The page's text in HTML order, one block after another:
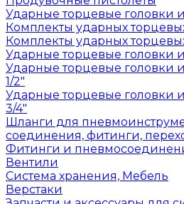
Ударные торцевые головки
Комплекты ударных
Комплекты ударных
Ударные торцевые головки
Ударные торцевые головки
1/2"
Ударные торцевые головки
3/4"
Шланги для
соединения, фитинги,
Фитинги и
Вентили
Система хранения, Мебель
Верстаки